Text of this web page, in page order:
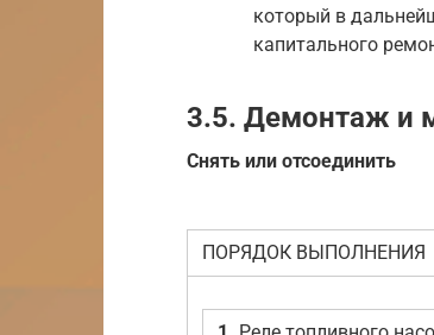
который в
капитального
3.5. Демонтаж и
Снять или отсоединить
ПОРЯДОК ВЫПОЛНЕНИЯ